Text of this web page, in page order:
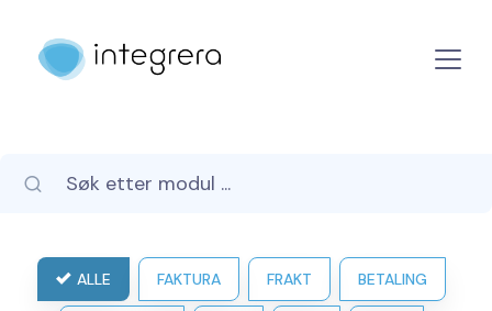
ALLE FAKTURA FRAKT BETALING